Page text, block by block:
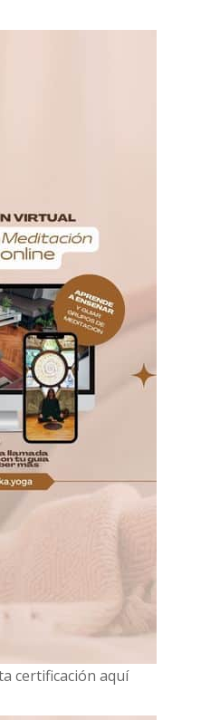
certificación aquí